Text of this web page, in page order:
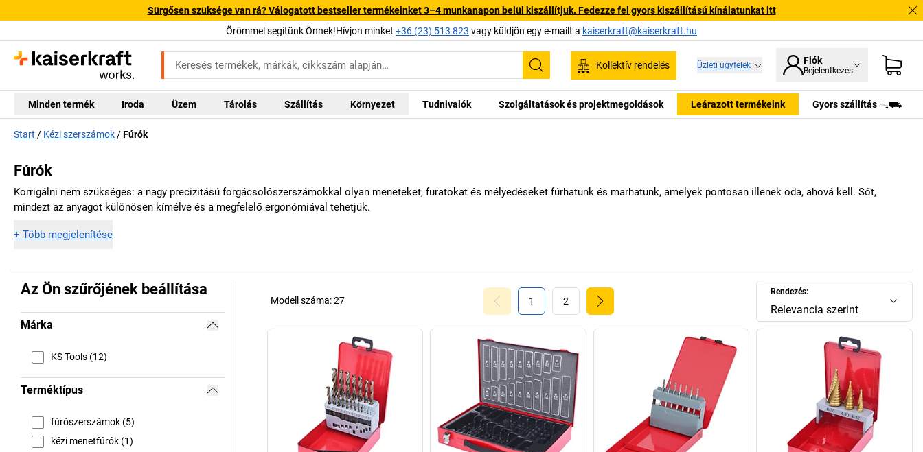
Sürgősen szüksége van rá? Válogatott bestseller termékeinket 3–4 munkanapon belül kiszállítjuk. Fedezze fel gyors kiszállítású kínálatunkat itt
Örömmel segítünk Önnek!Hívjon minket +36 (23) 513 823 vagy küldjön egy e-mailt a kaiserkraft@kaiserkraft.hu
Keresés
Kollektív rendelés Üzleti ügyfelek Fiók
Bejelentkezés
Minden termék Iroda Üzem Tárolás Szállítás Környezet Tudnivalók Szolgáltatások és projektmegoldások Leárazott termékeink Gyors szállítás ᯓ⛟
Start Kézi szerszámok Fúrók
Fúrók
Korrigálni nem szükséges: a nagy precizitású forgácsolószerszámokkal olyan meneteket, furatokat és mélyedéseket fúrhatunk és marhatunk, amelyek pontosan illenek oda, ahová kell. Sőt,
mindezt az anyagot különösen kímélve és a megfelelő ergonómiával tehetjük.
+ Több megjelenítése
Az Ön szűrőjének beállítása
Márka
KS Tools (12)
Terméktípus
fúrószerszámok (5)
kézi menetfúrók (1)
Rendezés:
Relevancia szerint
1 2
Modell száma:27